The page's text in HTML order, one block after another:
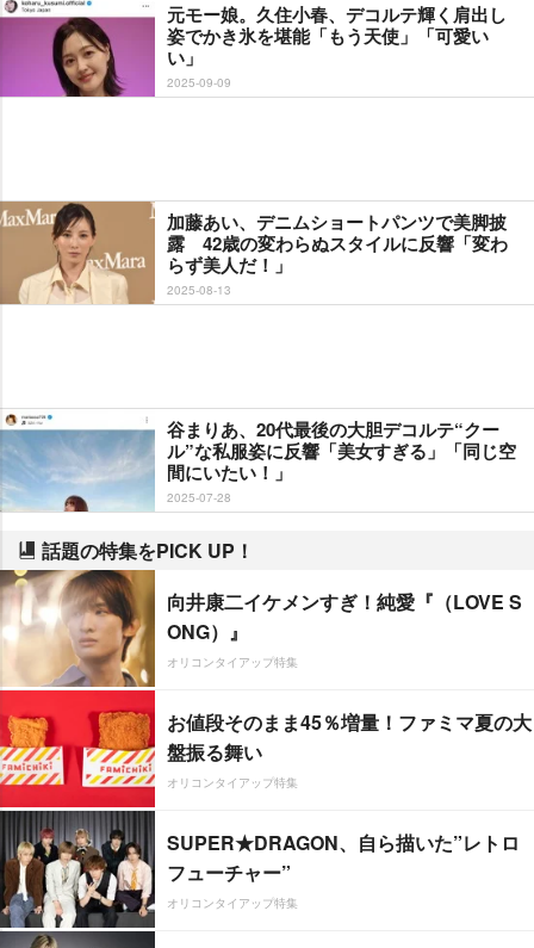
元モー娘。久住小春、デコルテ輝く肩出し
姿でかき氷を堪能「もう天使」「可愛い
い」
2025-09-09
加藤あい、デニムショートパンツで美脚披
露 42歳の変わらぬスタイルに反響「変わ
らず美人だ！」
2025-08-13
谷まりあ、20代最後の大胆デコルテ“クー
ル”な私服姿に反響「美女すぎる」「同じ空
間にいたい！」
2025-07-28
話題の特集をPICK UP！
向井康二イケメンすぎ！純愛『（LOVE S
ONG）』
オリコンタイアップ特集
お値段そのまま45％増量！ファミマ夏の大
盤振る舞い
オリコンタイアップ特集
SUPER★DRAGON、自ら描いた”レトロ
フューチャー”
オリコンタイアップ特集